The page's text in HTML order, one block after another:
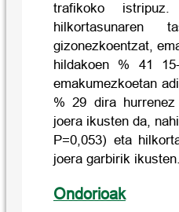
trafikoko
hilkortasunaren
gizonezkoentzat,
hildakoen % 41
emakumezkoetan
% 29 dira hurrenez
joera ikusten da,
P=0,053) eta
joera garbirik ikusten.
Ondorioak